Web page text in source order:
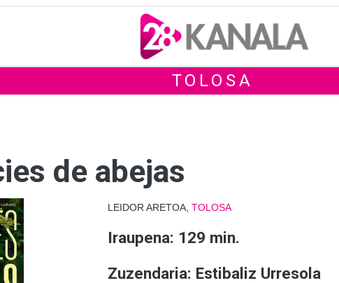
TOLOSA
de abejas
LEIDOR ARETOA, TOLOSA
Iraupena: 129 min.
Zuzendaria: Estibaliz Urresola